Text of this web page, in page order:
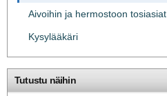
Aivoihin ja hermostoon tosiasiat
Kysylääkäri
Tutustu näihin